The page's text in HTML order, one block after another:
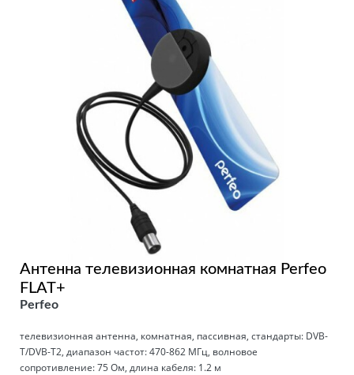
Антенна телевизионная комнатная Perfeo
FLAT+
Perfeo
телевизионная антенна, комнатная, пассивная, стандарты: DVB-
T/DVB-T2, диапазон частот: 470-862 МГц, волновое
сопротивление: 75 Ом, длина кабеля: 1.2 м